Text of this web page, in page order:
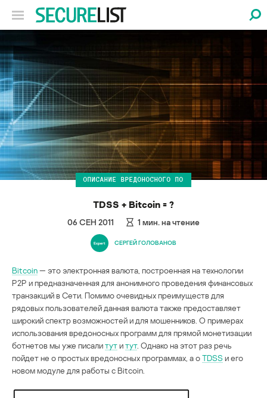
ОПИСАНИЕ ВРЕДОНОСНОГО ПО
TDSS + Bitсoin = ?
06 СЕН 2011 1 мин. на чтение
СЕРГЕЙ ГОЛОВАНОВ
Bitсoin— это электронная валюта, построенная на технологии
P2P и предназначенная для анонимного проведения финансовых
транзакций в Сети. Помимо очевидных преимуществ для
рядовых пользователей данная валюта также предоставляет
широкий спектр возможностей и для мошенников. О примерах
использования вредоносных программ для прямой монетизации
ботнетов мы уже писалитутитут. Однако на этот раз речь
пойдет не о простых вредоносных программах, а оTDSS и его
новом модуле для работы с Bitcoin.